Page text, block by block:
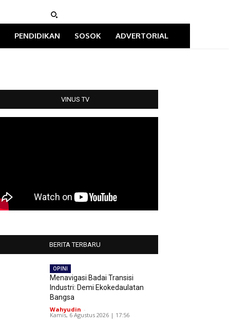
PENDIDIKAN SOSOK ADVERTORIAL
VINUS TV
BERITA TERBARU
OPINI
Menavigasi Badai Transisi
Industri: Demi Ekokedaulatan
Bangsa
Wahyudin -
Kamis, 6 Agustus 2026 | 17:56